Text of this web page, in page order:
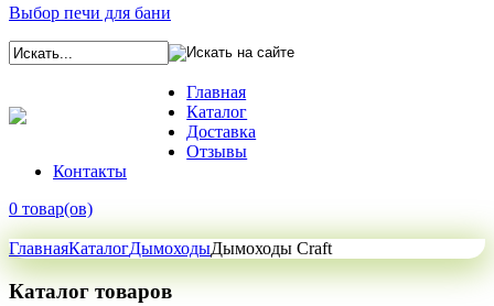
Выбор печи для бани
Главная
Каталог
Доставка
Отзывы
Контакты
0 товар(ов)
ГлавнаяКаталогДымоходыДымоходы Craft
Каталог товаров